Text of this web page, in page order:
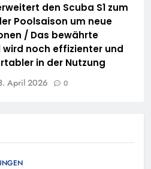
den Scuba S1 zum
Poolsaison um neue
/ Das bewährte
wird noch effizienter und
in der Nutzung
April 2026 0